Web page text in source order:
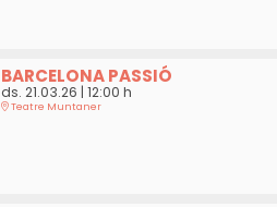
BARCELONA PASSIÓ
ds. 21.03.26 | 12:00 h
Teatre Muntaner